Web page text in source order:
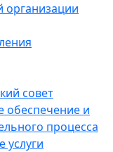
организации
совет
обеспечение и
процесса
услуги